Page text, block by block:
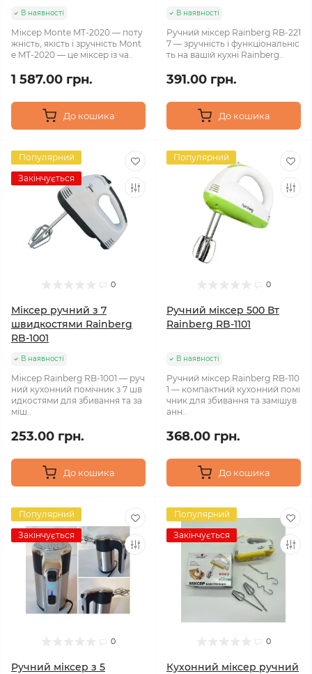
В наявності
Міксер Monte MT-2020 — поту
жність, якість і зручність Mont
e MT-2020 — це міксер із ча..
1 587.00 грн.
До кошика
В наявності
Ручний міксер Rainberg RB-221
7 — зручність і функціональніс
ть на вашій кухні Rainberg..
391.00 грн.
До кошика
Популярний
Закінчується
0
Міксер ручний з 7
швидкостями Rainberg
RB-1001
В наявності
Міксер Rainberg RB-1001 — руч
ний кухонний помічник з 7 шв
идкостями для збивання та за
міш..
253.00 грн.
До кошика
Популярний
0
Ручний міксер 500 Вт
Rainberg RB-1101
В наявності
Ручний міксер Rainberg RB-110
1 — компактний кухонний помі
чник для збивання та замішув
анн..
368.00 грн.
До кошика
Популярний
Закінчується
0
Ручний міксер з 5
Популярний
Закінчується
0
Кухонний міксер ручний